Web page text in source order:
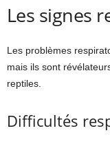
Les signes
Les problèmes
mais ils sont
reptiles.
Difficultés